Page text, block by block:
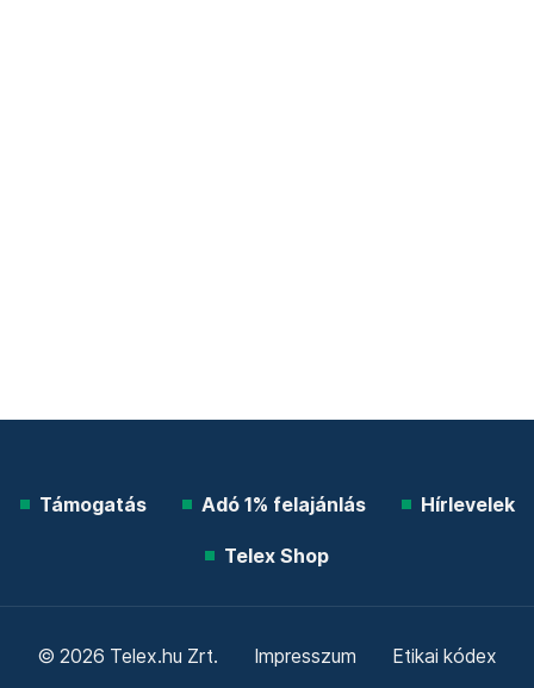
Támogatás Adó 1% felajánlás Hírlevelek
Telex Shop
© 2026 Telex.hu Zrt. Impresszum Etikai kódex